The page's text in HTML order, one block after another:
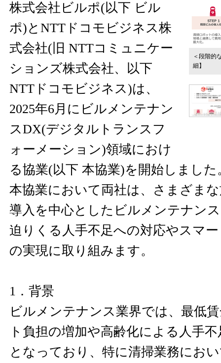
＜段階的
細】
株式会社ビルポ(以下 ビル
ポ)とNTTドコモビジネス株
式会社(旧 NTTコミュニケー
ションズ株式会社、以下
NTTドコモビジネス)は、
2025年6月にビルメンテナン
スDX(デジタルトランスフ
ォーメーション)領域におけ
る協業(以下 本協業)を開始しました
本協業において両社は、さまざま
導入を中心としたビルメンテナン
迫りくる人手不足への対応やスマ
の実現に取り組みます。
1．背景
ビルメンテナンス業界では、最低
ト負担の増加や高齢化による人手
となっており、特に清掃業務にお